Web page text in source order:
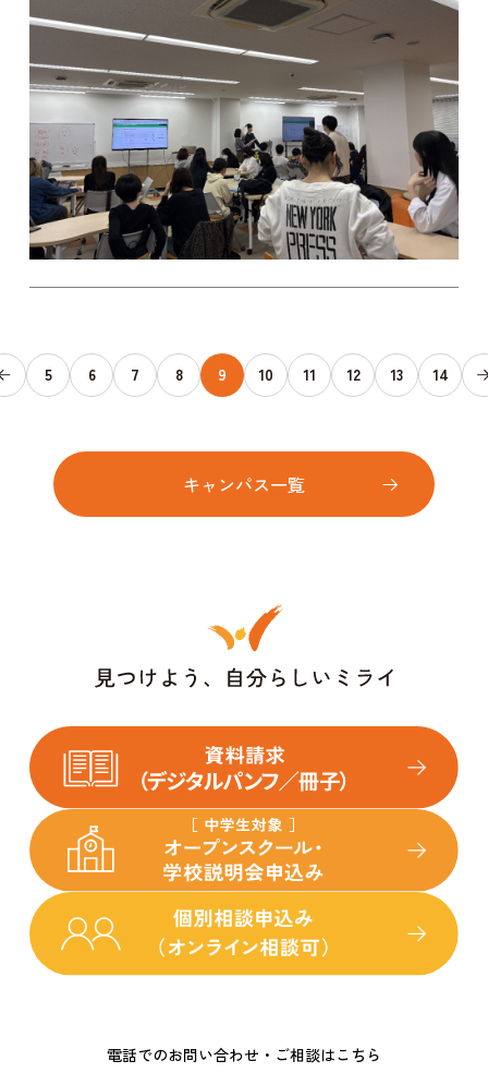
5 6 7 8 9 10 11 12 13 14
キャンパス一覧
電話でのお問い合わせ・ご相談はこちら